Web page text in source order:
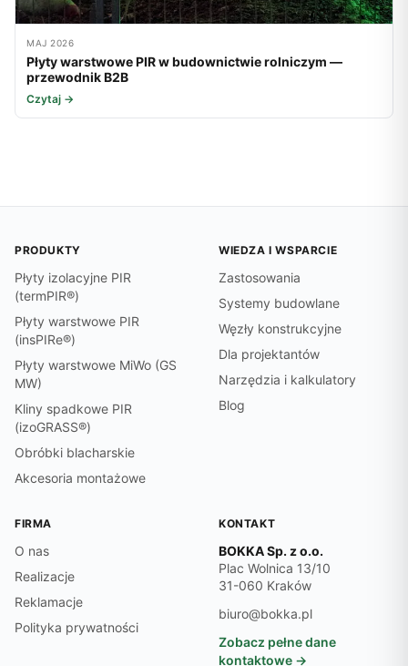
MAJ 2026
Płyty warstwowe PIR w budownictwie rolniczym —
przewodnik B2B
Czytaj →
PRODUKTY
Płyty izolacyjne PIR
(termPIR®)
Płyty warstwowe PIR
(insPIRe®)
Płyty warstwowe MiWo (GS
MW)
Kliny spadkowe PIR
(izoGRASS®)
Obróbki blacharskie
Akcesoria montażowe
WIEDZA I WSPARCIE
Zastosowania
Systemy budowlane
Węzły konstrukcyjne
Dla projektantów
Narzędzia i kalkulatory
Blog
FIRMA
O nas
Realizacje
Reklamacje
Polityka prywatności
KONTAKT
BOKKA Sp. z o.o.
Plac Wolnica 13/10
31-060 Kraków
biuro@bokka.pl
Zobacz pełne dane
kontaktowe →